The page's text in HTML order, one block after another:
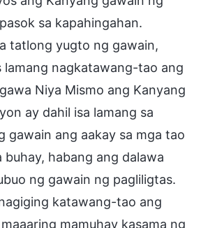
sa kapahingahan.
tatlong yugto ng gawain,
lamang nagkatawang-tao ang
Niya Mismo ang Kanyang
ay dahil isa lamang sa
gawain ang aakay sa mga tao
buhay, habang ang dalawa
ng gawain ng pagliligtas.
katawang-tao ang
mamuhay kasama ng